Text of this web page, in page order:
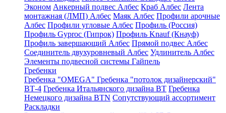
Эконом Анкерный подвес Албес Краб Албес Лента
монтажная (ЛМП) Албес Маяк Албес Профили арочные
Албес Профили угловые Албес Профиль (Россия)
Профиль Gyproc (Гипрок) Профиль Knauf (Кнауф)
Профиль завершающий Албес Прямой подвес Албес
Соединитель двухуровневый Албес Удлинитель Албес
Элементы подвесной системы Гайпель
Гребенки
Гребенка "OMEGA" Гребенка "потолок дизайнерский"
ВТ-4 Гребенка Итальянского дизайна BT Гребенка
Немецкого дизайна ВТN Сопутствующий ассортимент
Раскладки